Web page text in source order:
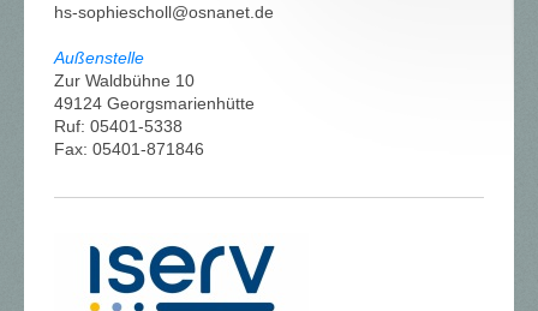
hs-sophiescholl@osnanet.de
Außenstelle
Zur Waldbühne 10
49124 Georgsmarienhütte
Ruf: 05401-5338
Fax: 05401-871846